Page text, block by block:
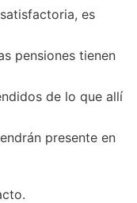
es
pensiones tienen
de lo que allí
presente en